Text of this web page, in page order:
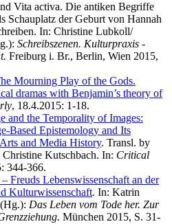
Vita activa. Die antiken Begriffe
Schauplatz der Geburt von Hannah
In: Christine Lubkoll/
Schreibszenen. Kulturpraxis -
Freiburg i. Br., Berlin, Wien 2015,
Mourning Play of the Gods.
dramas with Benjamin’s theory of
, 18.4.2015: 1-18.
and the Temporality of Images:
Based Epistemology and Its
and Media History. Transl. by
Kutschbach. In: Critical
344-366.
Freuds Lebenswissenschaft an der
Kulturwissenschaft. In: Katrin
Das Leben vom Tode her. Zur
München 2015, S. 31-